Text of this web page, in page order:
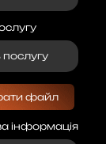
файл
інформація